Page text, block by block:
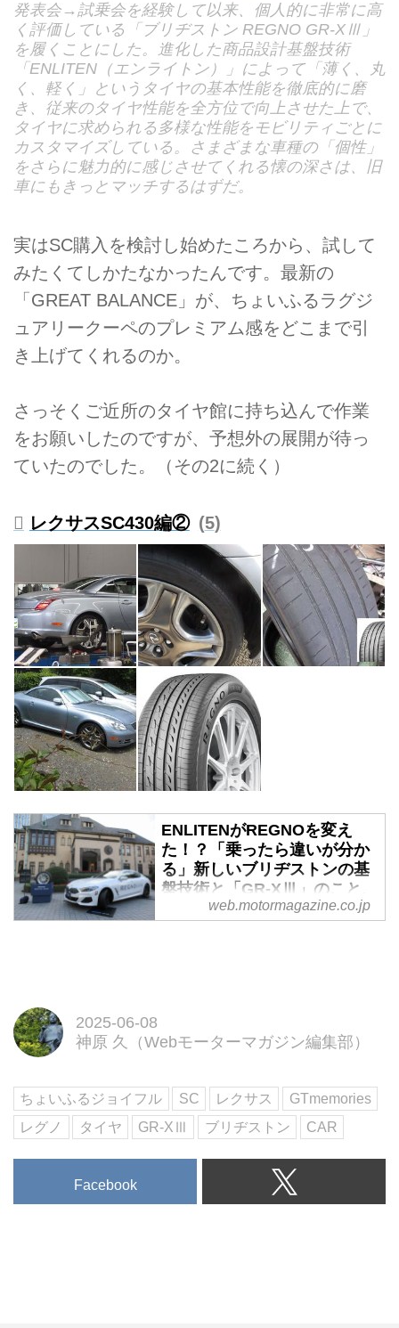
発表会→試乗会を経験して以来、個人的に非常に高
く評価している「ブリヂストン REGNO GR-XⅢ」
を履くことにした。進化した商品設計基盤技術
「ENLITEN（エンライトン）」によって「薄く、丸
く、軽く」というタイヤの基本性能を徹底的に磨
き、従来のタイヤ性能を全方位で向上させた上で、
タイヤに求められる多様な性能をモビリティごとに
カスタマイズしている。さまざまな車種の「個性」
をさらに魅力的に感じさせてくれる懐の深さは、旧
車にもきっとマッチするはずだ。
実はSC購入を検討し始めたころから、試して
みたくてしかたなかったんです。最新の
「GREAT BALANCE」が、ちょいふるラグジ
ュアリークーペのプレミアム感をどこまで引
き上げてくれるのか。
さっそくご近所のタイヤ館に持ち込んで作業
をお願いしたのですが、予想外の展開が待っ
ていたのでした。（その2に続く）
レクサスSC430編② 5
ENLITENがREGNOを変え
た！？「乗ったら違いが分か
る」新しいブリヂストンの基
盤技術と「GR-XⅢ」のこと、
もっと知りたい！ - Webモー
を発表したのは、2023年12月12
ション戦略を含めた詳細なメディ
ア向け発表会が開催されました。
web.motormagazine.co.jp
2025-06-08
神原 久（Webモーターマガジン編集部）
ちょいふるジョイフル SC レクサス
GTmemories
レグノ
タイヤ GR-XⅢ ブリヂストン CAR
Facebook